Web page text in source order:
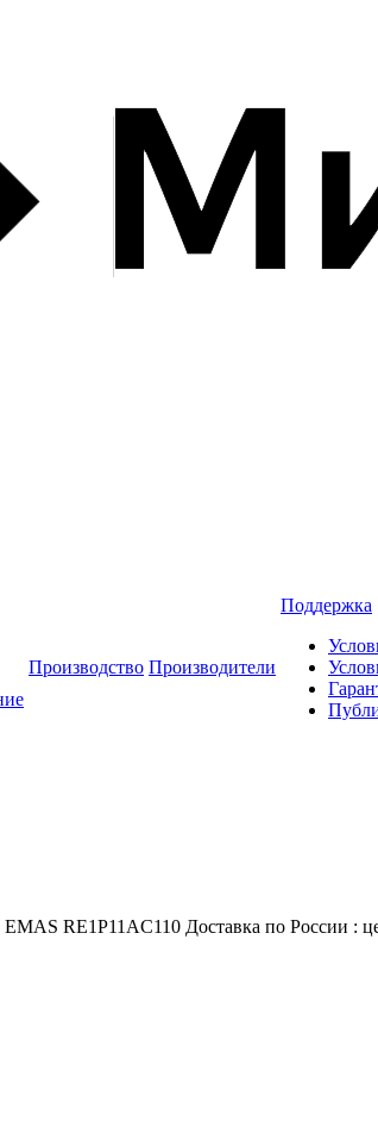
Производство Производители
Поддержка
RE1P11AC110 Доставка по России :